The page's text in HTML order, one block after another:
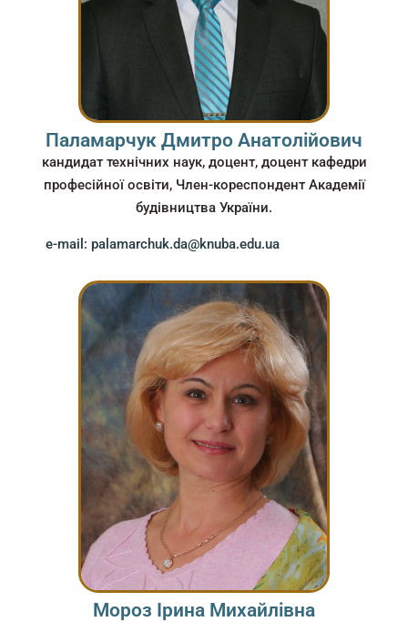
Паламарчук Дмитро Анатолійович
кандидат технічних наук, доцент, доцент кафедри
професійної освіти, Член-кореспондент Академії
будівництва України.
e-mail: palamarchuk.da@knuba.edu.ua
Мороз Ірина Михайлівна